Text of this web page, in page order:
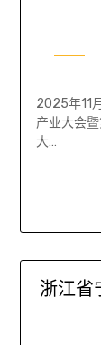
2025年11
产业大会
大…
浙江省